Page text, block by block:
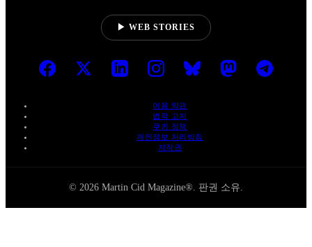
▶ WEB STORIES
이용 약관
법적 고지
쿠키 정책
개인정보 처리방침
저작권
© 2026 Martin Cid Magazine®. 판권 소유.